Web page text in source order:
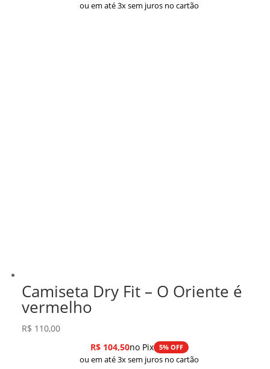
ou em até 3x sem juros no cartão
Camiseta Dry Fit – O Oriente é
vermelho
R$ 110,00
R$104,50no Pix 5% OFF
ou em até 3x sem juros no cartão